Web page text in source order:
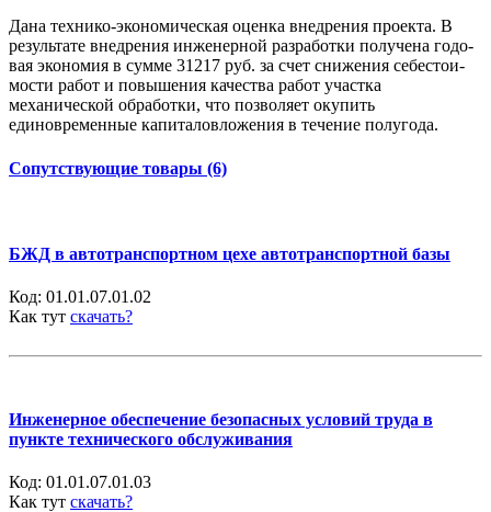
Дана технико-экономическая оценка внедрения проекта. В
результате внедрения инженерной разработки получена годо­
вая экономия в сумме 31217 руб. за счет снижения себестои­
мости работ и повышения качества работ участка
механической обработки, что по­зволяет окупить
единовременные капиталовложения в течение полугода.
Сопутствующие товары (6)
БЖД в автотранспортном цехе автотранспортной базы
Код: 01.01.07.01.02
Как тут скачать?
Инженерное обеспечение безопасных условий труда в
пункте технического обслуживания
Код: 01.01.07.01.03
Как тут скачать?